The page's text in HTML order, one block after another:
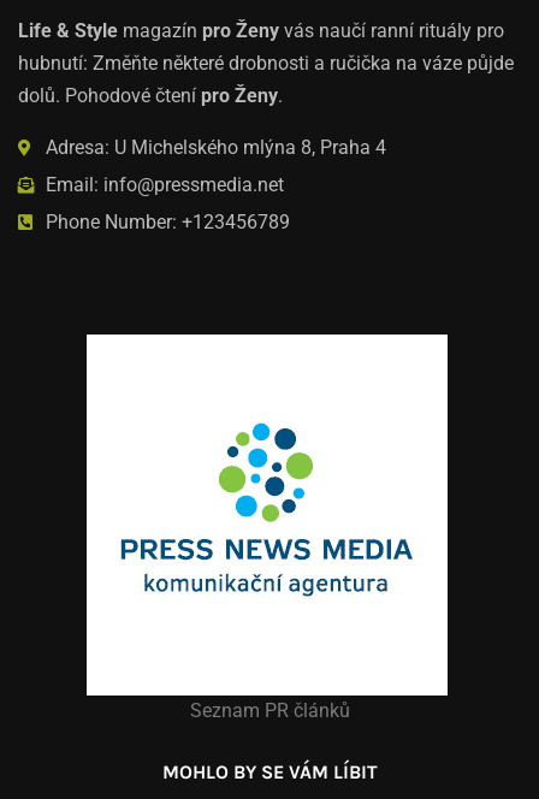
Life & Style magazín pro Ženy vás naučí ranní rituály pro
hubnutí: Změňte některé drobnosti a ručička na váze půjde
dolů. Pohodové čtení pro Ženy.
Adresa: U Michelského mlýna 8, Praha 4
Email: info@pressmedia.net
Phone Number: +123456789
Seznam PR článků
MOHLO BY SE VÁM LÍBIT